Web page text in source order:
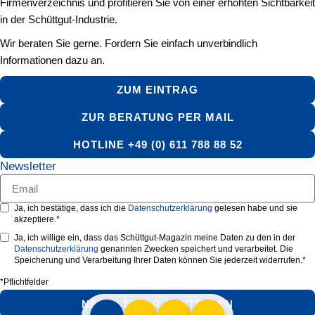
Firmenverzeichnis und profitieren Sie von einer erhöhten Sichtbarkeit
in der Schüttgut-Industrie.
Wir beraten Sie gerne. Fordern Sie einfach unverbindlich
Informationen dazu an.
ZUM EINTRAG
ZUR BERATUNG PER MAIL
HOTLINE +49 (0) 611 788 88 52
Newsletter
Ja, ich bestätige, dass ich die Datenschutzerklärung gelesen habe und sie
akzeptiere.*
Ja, ich willige ein, dass das Schüttgut-Magazin meine Daten zu den in der
Datenschutzerklärung genannten Zwecken speichert und verarbeitet. Die
Speicherung und Verarbeitung Ihrer Daten können Sie jederzeit widerrufen.*
*Pflichtfelder
NEWSLETTER BESTELLEN